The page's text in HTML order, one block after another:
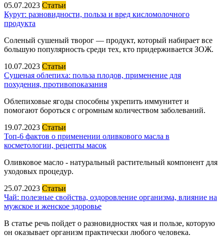
05.07.2023 Статьи
Курут: разновидности, польза и вред кисломолочного
продукта
Соленый сушеный творог — продукт, который набирает все
большую популярность среди тех, кто придерживается ЗОЖ.
10.07.2023 Статьи
Сушеная облепиха: польза плодов, применение для
похудения, противопоказания
Облепиховые ягоды способны укрепить иммунитет и
помогают бороться с огромным количеством заболеваний.
19.07.2023 Статьи
Топ-6 фактов о применении оливкового масла в
косметологии, рецепты масок
Оливковое масло - натуральный растительный компонент для
уходовых процедур.
25.07.2023 Статьи
Чай: полезные свойства, оздоровление организма, влияние на
мужское и женское здоровье
В статье речь пойдет о разновидностях чая и пользе, которую
он оказывает организм практически любого человека.